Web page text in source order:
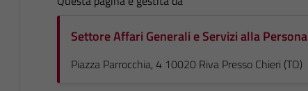
Settore Affari Generali e Servizi alla Persona
Piazza Parrocchia, 4 10020 Riva Presso Chieri (TO)